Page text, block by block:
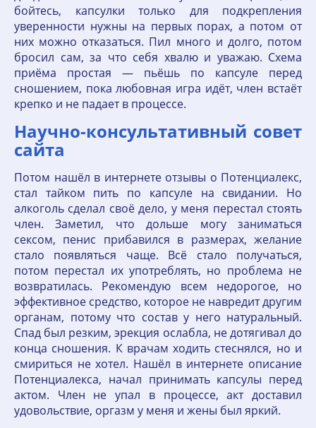
бойтесь, капсулки только для подкрепления
уверенности нужны на первых порах, а потом от
них можно отказаться. Пил много и долго, потом
бросил сам, за что себя хвалю и уважаю. Схема
приёма простая — пьёшь по капсуле перед
сношением, пока любовная игра идёт, член встаёт
крепко и не падает в процессе.
Научно-консультативный совет
сайта
Потом нашёл в интернете отзывы о Потенциалекс,
стал тайком пить по капсуле на свидании. Но
алкоголь сделал своё дело, у меня перестал стоять
член. Заметил, что дольше могу заниматься
сексом, пенис прибавился в размерах, желание
стало появляться чаще. Всё стало получаться,
потом перестал их употреблять, но проблема не
возвратилась. Рекомендую всем недорогое, но
эффективное средство, которое не навредит другим
органам, потому что состав у него натуральный.
Спад был резким, эрекция ослабла, не дотягивал до
конца сношения. К врачам ходить стеснялся, но и
смириться не хотел. Нашёл в интернете описание
Потенциалекса, начал принимать капсулы перед
актом. Член не упал в процессе, акт доставил
удовольствие, оргазм у меня и жены был яркий.